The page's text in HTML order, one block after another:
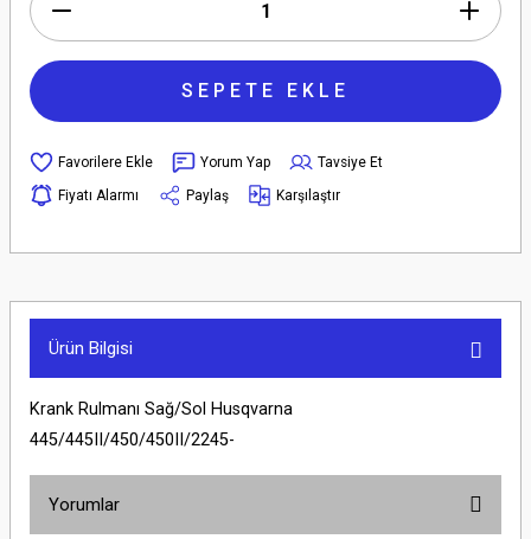
SEPETE EKLE
Yorum Yap
Tavsiye Et
Fiyatı Alarmı
Paylaş Karşılaştır
Ürün Bilgisi
Krank Rulmanı Sağ/Sol Husqvarna
445/445II/450/450II/2245-
Yorumlar